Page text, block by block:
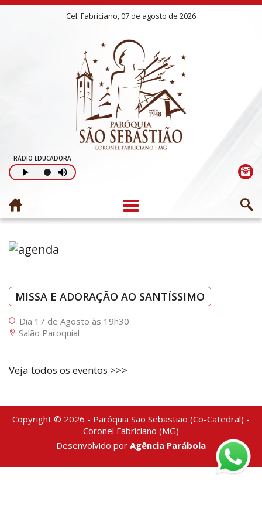
Cel. Fabriciano, 07 de agosto de 2026
RÁDIO EDUCADORA
MISSA E ADORAÇÃO AO SANTÍSSIMO
Dia 17 de Agosto às 19h30
Salão Paroquial
Veja todos os eventos >>>
Copyright © 2026 - Paróquia São Sebastião (Co-Catedral) -
Coronel Fabriciano (MG)
Desenvolvido por Agência Parábola